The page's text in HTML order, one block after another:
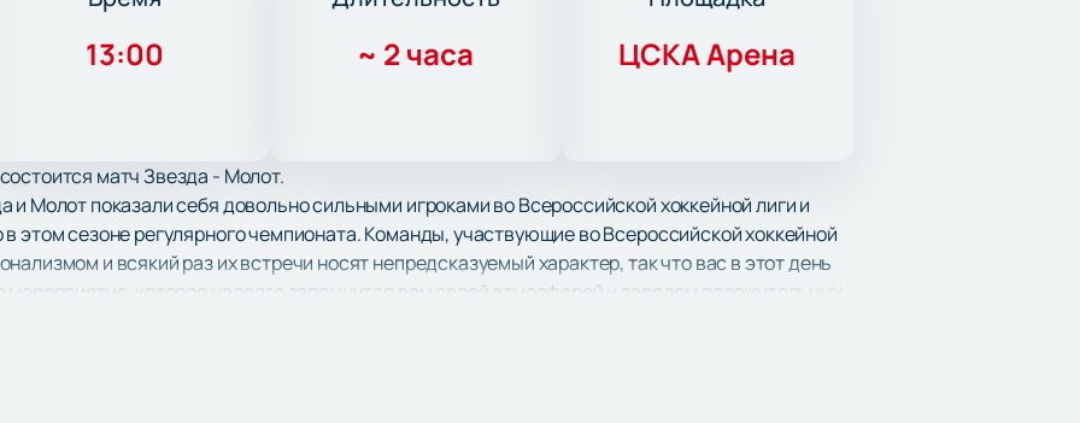
13:00 ~ 2 часа ЦСКА Арена
матч Звезда - Молот.
Молот показали себя довольно сильными игроками во Всероссийской хоккейной лиги и
этом сезоне регулярного чемпионата. Команды, участвующие во Всероссийской хоккейной
и всякий раз их встречи носят непредсказуемый характер, так что вас в этот день
мероприятие, которое надолго запомнится вам своей атмосферой и зарядом положительных